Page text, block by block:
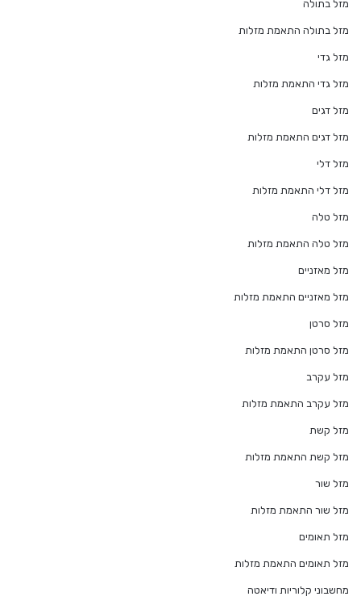
מזל בתולה
מזל בתולה התאמת מזלות
מזל גדי
מזל גדי התאמת מזלות
מזל דגים
מזל דגים התאמת מזלות
מזל דלי
מזל דלי התאמת מזלות
מזל טלה
מזל טלה התאמת מזלות
מזל מאזניים
מזל מאזניים התאמת מזלות
מזל סרטן
מזל סרטן התאמת מזלות
מזל עקרב
מזל עקרב התאמת מזלות
מזל קשת
מזל קשת התאמת מזלות
מזל שור
מזל שור התאמת מזלות
מזל תאומים
מזל תאומים התאמת מזלות
מחשבוני קלוריות ודיאטה